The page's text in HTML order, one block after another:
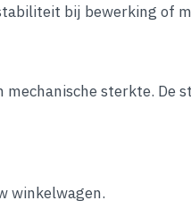
bij bewerking of
sterkte. De
winkelwagen.